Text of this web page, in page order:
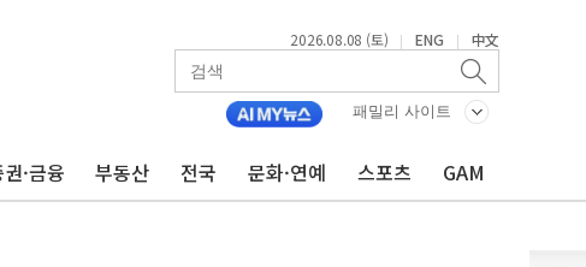
2026.08.08 (토) | ENG | 中文
패밀리 사이트
·금융 부동산 전국 문화·연예 스포츠 GAM
급 투입…고수온 양식장 복구·지원 '총력'
항 '산사태 주의보'...경북도, 호우 피해·통제구간 없어